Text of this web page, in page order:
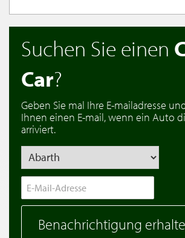
Suchen Sie einen
Car?
Geben Sie mal Ihre E-mailadresse
Ihnen einen E-mail, wenn ein Auto
arriviert.
Benachrichtigung